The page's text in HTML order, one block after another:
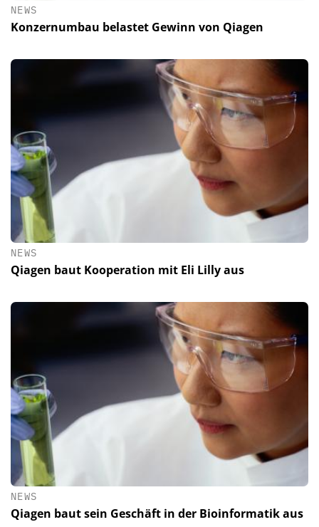
NEWS
Konzernumbau belastet Gewinn von Qiagen
NEWS
Qiagen baut Kooperation mit Eli Lilly aus
NEWS
Qiagen baut sein Geschäft in der Bioinformatik aus